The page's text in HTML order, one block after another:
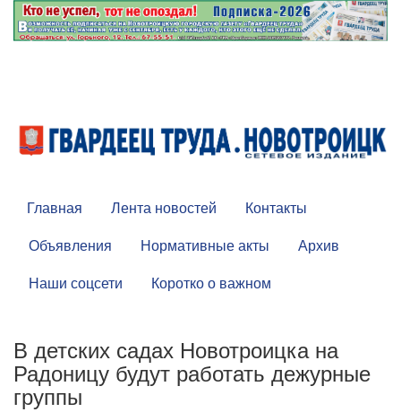
Главная Лента новостей
Контакты
Объявления
Нормативные акты
Архив
Наши соцсети
Коротко о важном
В детских садах Новотроицка на
Радоницу будут работать дежурные
группы